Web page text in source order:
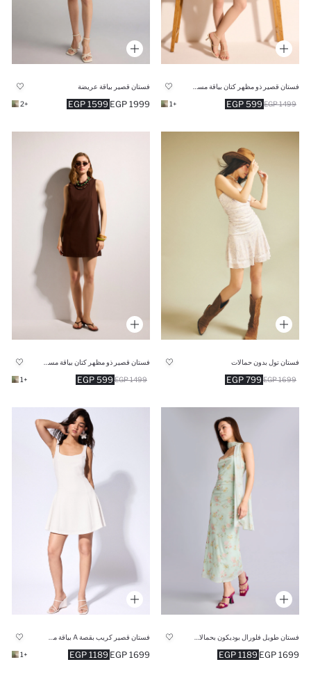
599 EGP 1499 EGP
+1
فستان قصير بياقة عريضة
1599 EGP 1999 EGP
+2
فستان تول بدون حمالات
799 EGP 1699 EGP
599 EGP 1499 EGP
+1
فستان طويل فلورال بوديكون بحمالات
1189 EGP 1699 EGP
فستان قصير كريب بقصة A بياقة مستديرة
1189 EGP 1699 EGP
+1